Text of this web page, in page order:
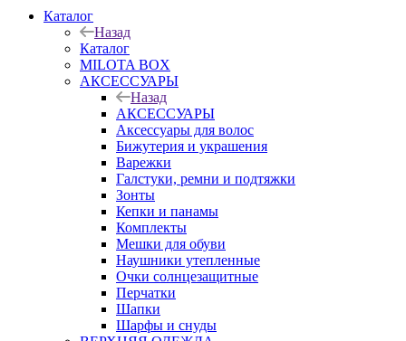
Каталог
Назад
Каталог
MILOTA BOX
АКСЕССУАРЫ
Назад
АКСЕССУАРЫ
Аксессуары для волос
Бижутерия и украшения
Варежки
Галстуки, ремни и подтяжки
Зонты
Кепки и панамы
Комплекты
Мешки для обуви
Наушники утепленные
Очки солнцезащитные
Перчатки
Шапки
Шарфы и снуды